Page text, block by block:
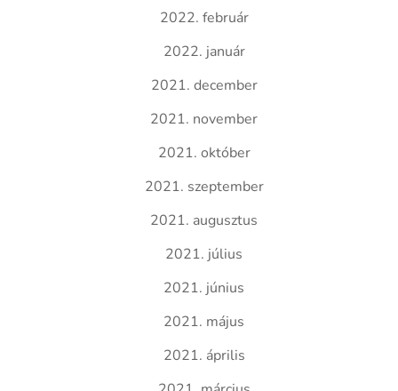
2022. február
2022. január
2021. december
2021. november
2021. október
2021. szeptember
2021. augusztus
2021. július
2021. június
2021. május
2021. április